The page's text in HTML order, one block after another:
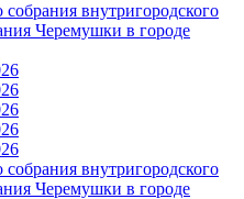
внутригородского
Черемушки в городе
внутригородского
Черемушки в городе